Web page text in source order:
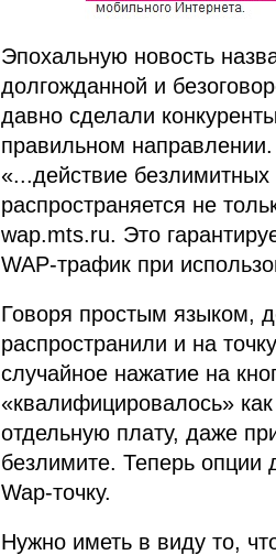
Эпохальную новость
долгожданной и
давно сделали
правильном
«...действие безлимитных
распространяется не
wap.mts.ru. Это
WAP-трафик при
Говоря простым языком,
распространили и на
случайное нажатие на
«квалифицировалось»
отдельную плату, даже
безлимите. Теперь опции
Wap-точку.
Нужно иметь в виду то,